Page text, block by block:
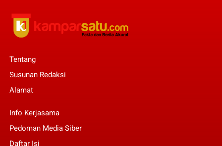
Tentang
Susunan Redaksi
Alamat
Info Kerjasama
Pedoman Media Siber
Daftar Isi